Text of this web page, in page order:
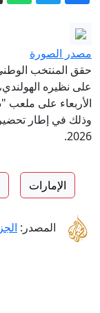
مصدر الصورة
حقق المنتخب
على نظيره
الأربعاء على ملعب
وذلك في إطار
2026.
الإمارات
المصدر: